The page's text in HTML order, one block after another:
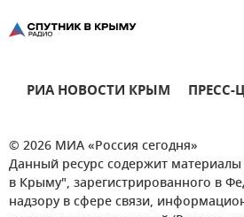
РИА НОВОСТИ КРЫМ ПРЕСС-
© 2026 МИА «Россия сегодня»
Данный ресурс содержит
в Крыму", зарегистрированного в
надзору в сфере связи,